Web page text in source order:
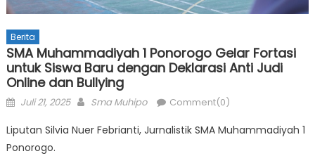
Berita
SMA Muhammadiyah 1 Ponorogo Gelar Fortasi
untuk Siswa Baru dengan Deklarasi Anti Judi
Online dan Bullying
Posted
Juli 21, 2025 Author
Sma Muhipo Comment(0)
Liputan Silvia Nuer Febrianti, Jurnalistik SMA Muhammadiyah 1
Ponorogo.